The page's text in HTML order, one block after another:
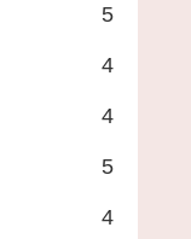
5
4
4
5
4